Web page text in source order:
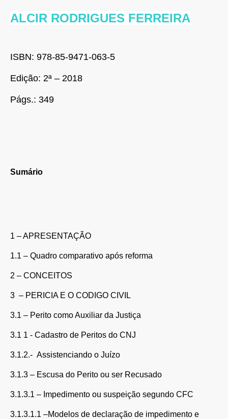
ALCIR RODRIGUES FERREIRA
ISBN: 978-85-9471-063-5
Edição: 2ª – 2018
Págs.: 349
Sumário
1 – APRESENTAÇÃO
1.1 – Quadro comparativo após reforma
2 – CONCEITOS
3 – PERICIA E O CODIGO CIVIL
3.1 – Perito como Auxiliar da Justiça
3.1 1 - Cadastro de Peritos do CNJ
3.1.2.- Assistenciando o Juízo
3.1.3 – Escusa do Perito ou ser Recusado
3.1.3.1 – Impedimento ou suspeição segundo CFC
3.1.3.1.1 –Modelos de declaração de impedimento e